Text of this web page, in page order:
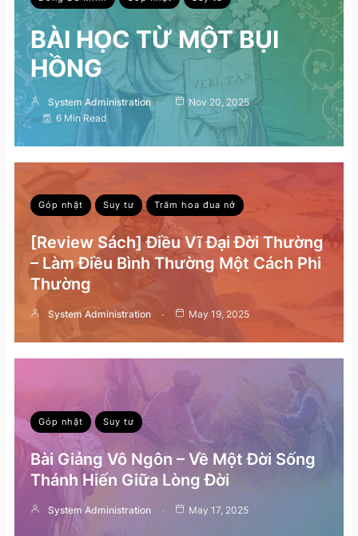
BÀI HỌC TỪ MỘT BỤI
HỒNG
System Administration
Nov 20, 2025
6 Min Read
Góp nhặt Suy tư Trăm hoa đua nở
[Review Sách] Điều Vĩ Đại Đời Thường
– Làm Điều Bình Thường Một Cách Phi
Thường
System Administration May 19, 2025
Góp nhặt Suy tư
Bài Giảng Vô Ngôn – Về Một Đời Sống
Thánh Hiến Giữa Lòng Đời
System Administration May 17, 2025